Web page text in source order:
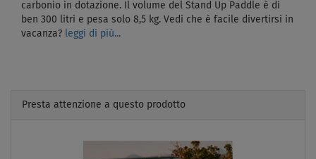
carbonio in dotazione. Il volume del Stand Up Paddle è di
ben 300 litri e pesa solo 8,5 kg. Vedi che è facile divertirsi in
vacanza? leggi di più...
Presta attenzione a questo prodotto